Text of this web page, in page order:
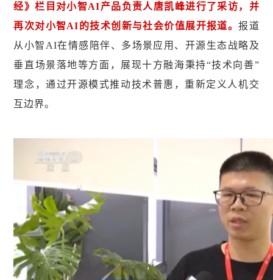
经》栏目对小智AI产品负责人唐凯峰进行了采访，并
再次对小智AI的技术创新与社会价值展开报道。报道
从小智AI在情感陪伴、多场景应用、开源生态战略及
垂直场景落地等方面，展现十方融海秉持“技术向善”
理念，通过开源模式推动技术普惠，重新定义人机交
互边界。